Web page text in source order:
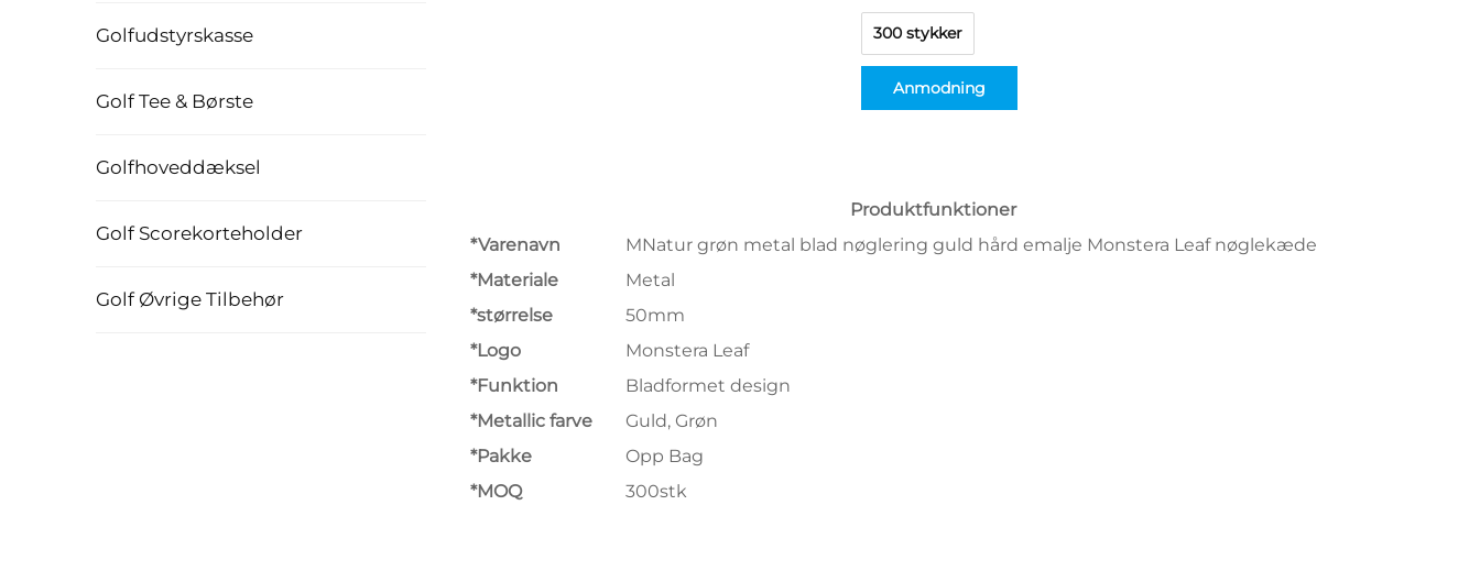
Golfudstyrskasse
Golf Tee & Børste
Golfhoveddæksel
Golf Scorekorteholder
Golf Øvrige Tilbehør
300 stykker
Anmodning
Produktfunktioner
*Varenavn
MNatur grøn metal blad nøglering guld hård emalje Monstera Leaf nøglekæde
*Materiale
Metal
*størrelse
50mm
*Logo
Monstera Leaf
*Funktion
Bladformet design
*Metallic farve
Guld, Grøn
*Pakke
Opp Bag
*MOQ
300stk